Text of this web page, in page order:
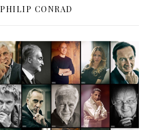
PHILIP CONRAD